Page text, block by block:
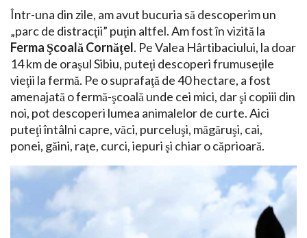
Într-una din zile, am avut bucuria să descoperim un
„parc de distracţii” puţin altfel. Am fost în vizită la
Ferma Şcoală Cornăţel. Pe Valea Hârtibaciului, la doar
14 km de oraşul Sibiu, puteţi descoperi frumuseţile
vieţii la fermă. Pe o suprafaţă de 40 hectare, a fost
amenajată o fermă-şcoală unde cei mici, dar şi copiii din
noi, pot descoperi lumea animalelor de curte. Aici
puteţi întâlni capre, văci, purceluşi, măgăruşi, cai,
ponei, găini, raţe, curci, iepuri şi chiar o căprioară.